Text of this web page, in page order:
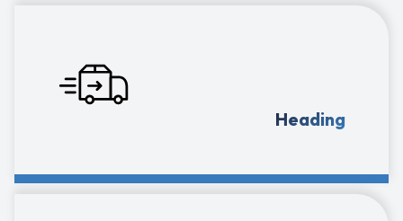
Heading